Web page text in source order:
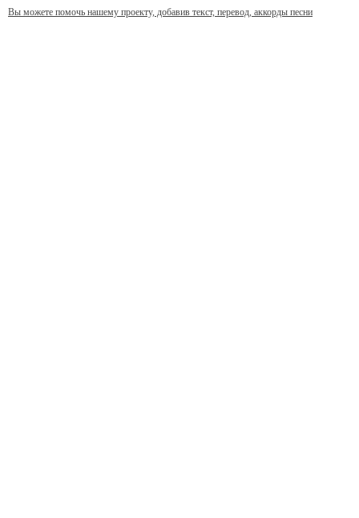
Вы можете помочь нашему проекту, добавив текст, перевод, аккорды песни